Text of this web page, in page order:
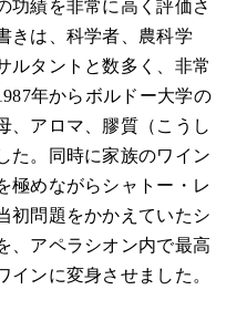
功績を非常に高く評価さ
きは、科学者、農科学
ルタントと数多く、非常
年からボルドー大学の
、アロマ、膠質（こうし
た。同時に家族のワイン
極めながらシャトー・レ
初問題をかかえていたシ
、アペラシオン内で最高
ンに変身させました。